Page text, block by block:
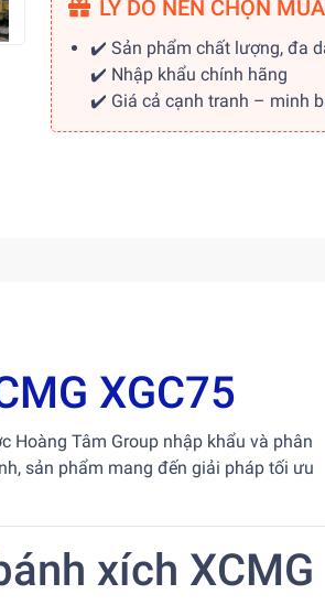
LÝ DO NÊN CHỌN
✔️ Sản phẩm chất lượng, đa
✔️ Nhập khẩu chính hãng
✔️ Giá cả cạnh tranh – minh
XGC75
Hoàng Tâm Group nhập khẩu và phân
sản phẩm mang đến giải pháp tối ưu
xích XCMG